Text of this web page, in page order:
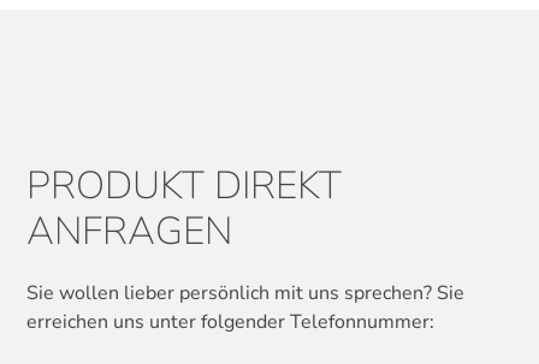
PRODUKT DIREKT
ANFRAGEN
Sie wollen lieber persönlich mit uns sprechen? Sie
erreichen uns unter folgender Telefonnummer: